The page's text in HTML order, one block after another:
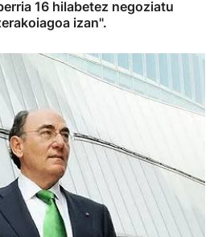
16 hilabetez negoziatu
izan".